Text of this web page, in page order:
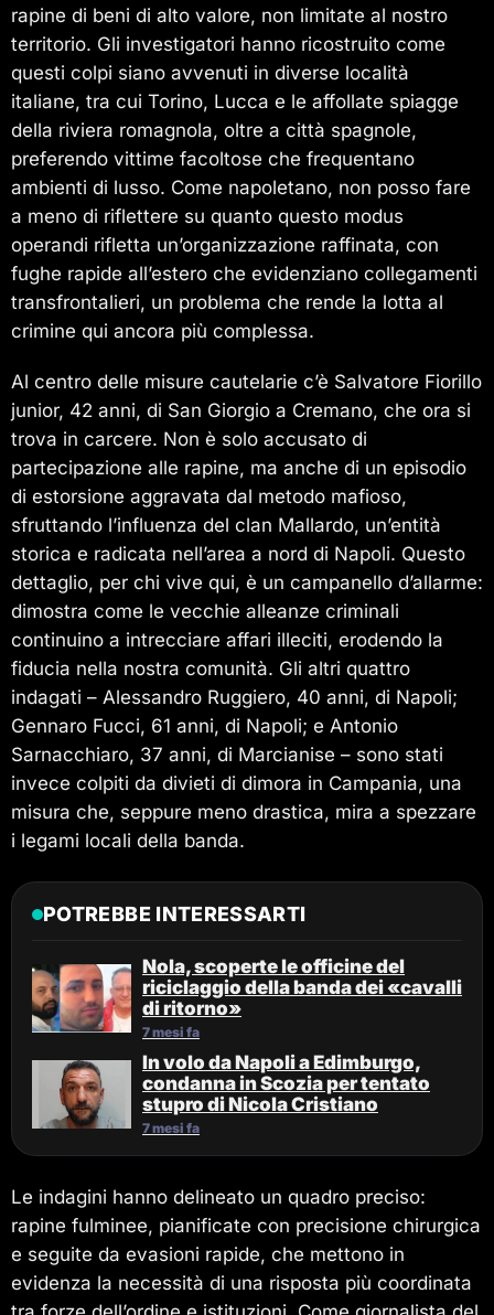
rapine di beni di alto valore, non limitate al nostro
territorio. Gli investigatori hanno ricostruito come
questi colpi siano avvenuti in diverse località
italiane, tra cui Torino, Lucca e le affollate spiagge
della riviera romagnola, oltre a città spagnole,
preferendo vittime facoltose che frequentano
ambienti di lusso. Come napoletano, non posso fare
a meno di riflettere su quanto questo modus
operandi rifletta un’organizzazione raffinata, con
fughe rapide all’estero che evidenziano collegamenti
transfrontalieri, un problema che rende la lotta al
crimine qui ancora più complessa.
Al centro delle misure cautelarie c’è Salvatore Fiorillo
junior, 42 anni, di San Giorgio a Cremano, che ora si
trova in carcere. Non è solo accusato di
partecipazione alle rapine, ma anche di un episodio
di estorsione aggravata dal metodo mafioso,
sfruttando l’influenza del clan Mallardo, un’entità
storica e radicata nell’area a nord di Napoli. Questo
dettaglio, per chi vive qui, è un campanello d’allarme:
dimostra come le vecchie alleanze criminali
continuino a intrecciare affari illeciti, erodendo la
fiducia nella nostra comunità. Gli altri quattro
indagati – Alessandro Ruggiero, 40 anni, di Napoli;
Gennaro Fucci, 61 anni, di Napoli; e Antonio
Sarnacchiaro, 37 anni, di Marcianise – sono stati
invece colpiti da divieti di dimora in Campania, una
misura che, seppure meno drastica, mira a spezzare
i legami locali della banda.
POTREBBE INTERESSARTI
Nola, scoperte le officine del
riciclaggio della banda dei «cavalli
di ritorno»
7 mesi fa
In volo da Napoli a Edimburgo,
condanna in Scozia per tentato
stupro di Nicola Cristiano
7 mesi fa
Le indagini hanno delineato un quadro preciso:
rapine fulminee, pianificate con precisione chirurgica
e seguite da evasioni rapide, che mettono in
evidenza la necessità di una risposta più coordinata